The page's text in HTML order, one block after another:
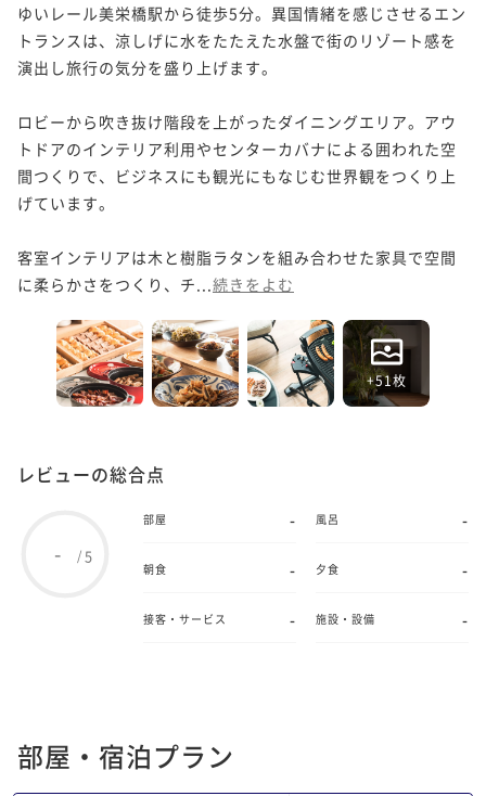
ゆいレール美栄橋駅から徒歩5分。異国情緒を感じさせるエン
トランスは、涼しげに水をたたえた水盤で街のリゾート感を
演出し旅行の気分を盛り上げます。
ロビーから吹き抜け階段を上がったダイニングエリア。アウ
トドアのインテリア利用やセンターカバナによる囲われた空
間つくりで、ビジネスにも観光にもなじむ世界観をつくり上
げています。
客室インテリアは木と樹脂ラタンを組み合わせた家具で空間
に柔らかさをつくり、チ... 続きをよむ
+51枚
レビューの総合点
- /5
部屋 - 風呂 -
朝食 - 夕食 -
接客・サービス - 施設・設備 -
部屋・宿泊プラン